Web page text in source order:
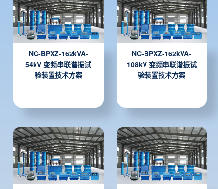
NC-BPXZ-162kVA-
54kV 变频串联谐振试
验装置技术方案
NC-BPXZ-162kVA-
108kV 变频串联谐振试
验装置技术方案